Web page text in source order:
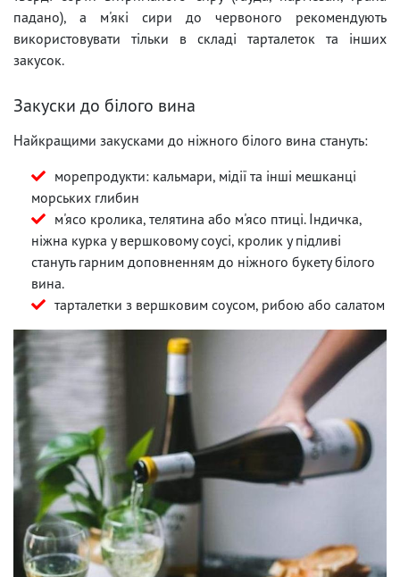
падано), а м'які сири до червоного рекомендують
використовувати тільки в складі тарталеток та інших
закусок.
Закуски до білого вина
Найкращими закусками до ніжного білого вина стануть:
морепродукти: кальмари, мідії та інші мешканці
морських глибин
м'ясо кролика, телятина або м'ясо птиці. Індичка,
ніжна курка у вершковому соусі, кролик у підливі
стануть гарним доповненням до ніжного букету білого
вина.
тарталетки з вершковим соусом, рибою або салатом